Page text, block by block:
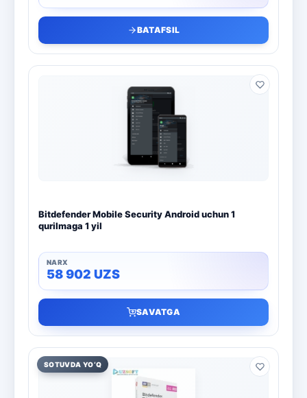
BATAFSIL
Bitdefender Mobile Security Android uchun 1
qurilmaga 1 yil
58 902 UZS
SAVATGA
SOTUVDA YO‘Q